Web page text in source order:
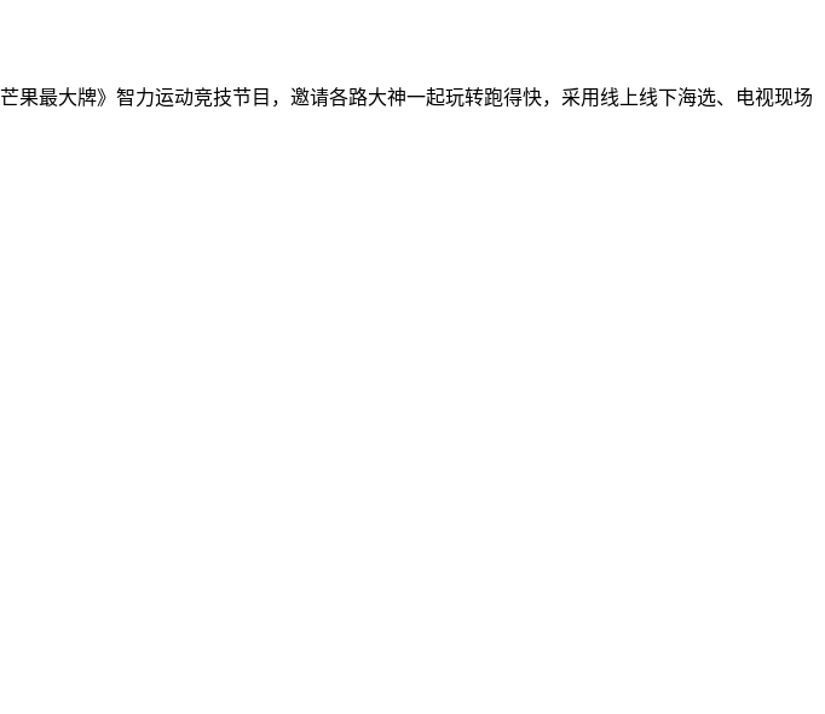
最大牌》智力运动竞技节目，邀请各路大神一起玩转跑得快，采用线上线下海选、电视现场